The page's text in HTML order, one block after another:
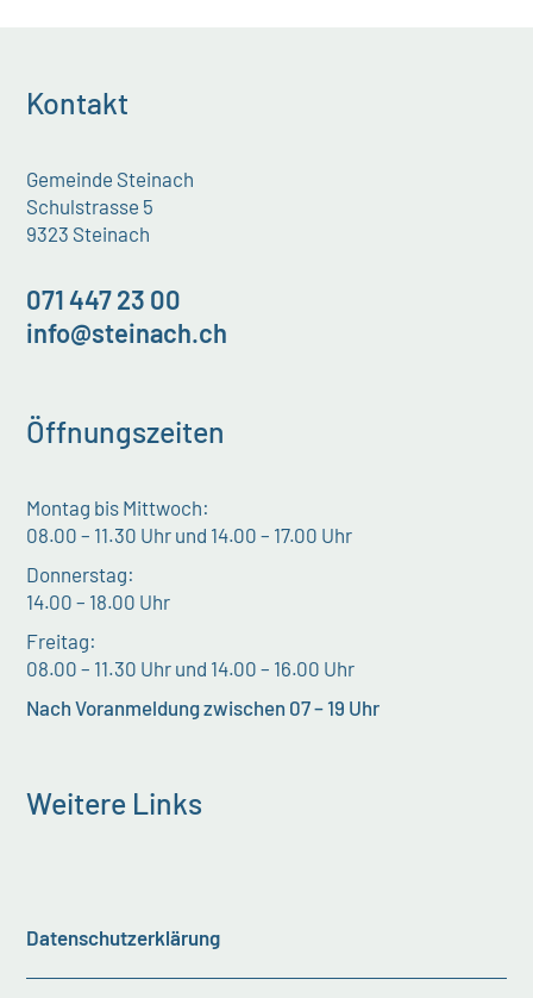
Kontakt
Gemeinde Steinach
Schulstrasse 5
9323 Steinach
071 447 23 00
info@steinach.ch
Öffnungszeiten
Montag bis Mittwoch:
08.00 – 11.30 Uhr und 14.00 – 17.00 Uhr
Donnerstag:
14.00 – 18.00 Uhr
Freitag:
08.00 – 11.30 Uhr und 14.00 – 16.00 Uhr
Nach Voranmeldung zwischen 07 – 19 Uhr
Weitere Links
Datenschutzerklärung